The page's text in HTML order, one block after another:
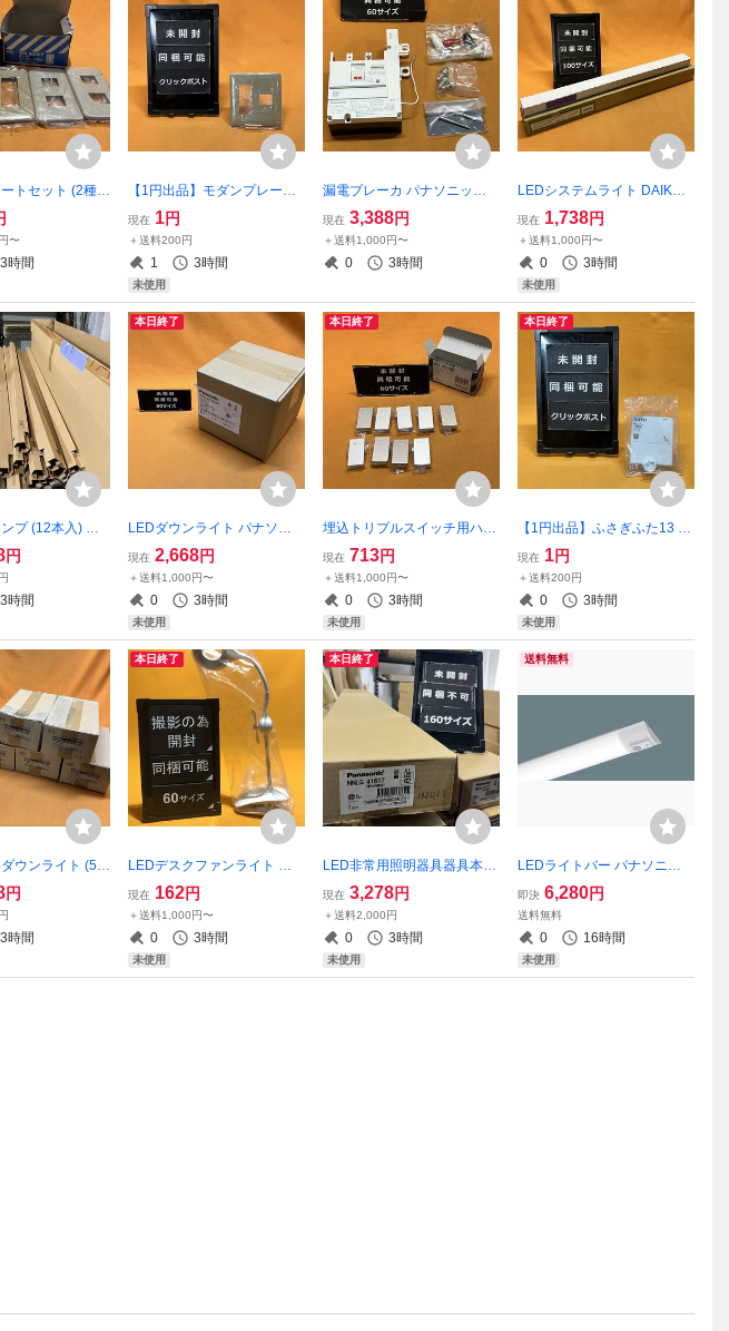
トセット (2種4
ショナル WN60
ダークベージ
〜
3時間
【1円出品】モダンプレート
WN6074 4コ用 サテイゴー
現在 1円
＋送料200円
1 3時間
未使用
漏電ブレーカ パナソニック B
JF350325 3P2E 50A サテイ
ゴー
現在 3,388円
＋送料1,000円〜
0 3時間
LEDシステムライト DAIKO
DSY-3902ATE/WTE/YTE 温
白色 天井・壁（縦向・横
向）・床付兼用 サテイゴー
現在 1,738円
＋送料1,000円〜
0 3時間
未使用
プ (12本入) ア
マ LDG32T・N/
R 昼白色 32形 両
ゴー
円
3時間
本日終了
LEDダウンライト パナソニ
ック NNS28322W φ100 温白
色 ひとセンサ付 サテイゴー
現在 2,668円
＋送料1,000円〜
0 3時間
未使用
本日終了
埋込トリプルスイッチ用ハン
ドル (9個入) パナソニック W
TA3003CS シルバー ネーム
なし アドバンスシリーズ サ
テイゴー
現在 713円
＋送料1,000円〜
0 3時間
未使用
本日終了
【1円出品】ふさぎふた13 T
OTO TH651 サテイゴー
現在 1円
＋送料200円
0 3時間
未使用
ウンライト (5個
LEDD-21011FN
白色 サテイゴ
円
3時間
本日終了
LEDデスクファンライト ビ
ームテック LDSK3W クリッ
プ式 4段階 調光 サテイゴー
現在 162円
＋送料1,000円〜
0 3時間
未使用
本日終了
LED非常用照明器具器具本体
パナソニック NNLG41617 4
0形 天井直付型 自己点検スイ
ッチ付 リモコン自己点検機
能付 サテイゴー
現在 3,278円
＋送料2,000円
0 3時間
未使用
送料無料
LEDライトバー パナソニッ
ク NEL4300NNLE9 昼白色 3
200lmタイプ 非調光 40形 シ
ンプルセルコンひとセンサ
即決 6,280円
送料無料
0 16時間
未使用